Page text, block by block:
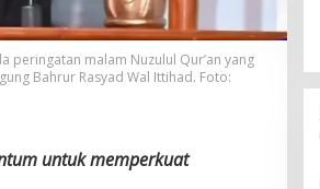
peringatan malam Nuzulul Qur’an yang
Bahrur Rasyad Wal Ittihad. Foto:
untuk memperkuat